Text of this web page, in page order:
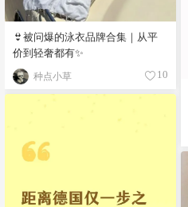
👙被问爆的泳衣品牌合集｜从平
价到轻奢都有✨
种点小草 10